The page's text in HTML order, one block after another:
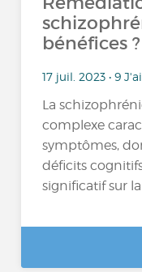
bénéfices ?
17 juil. 2023 • 9
La
complexe
symptômes,
déficits
significatif sur